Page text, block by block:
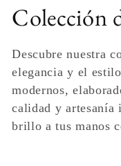
C
o
l
e
c
Colección
Descubre nuestra
elegancia y el
modernos,
calidad y artesanía
brillo a tus manos